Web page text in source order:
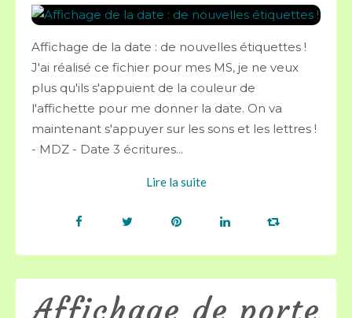
Affichage de la date : de nouvelles étiquettes !
J'ai réalisé ce fichier pour mes MS, je ne veux
plus qu'ils s'appuient de la couleur de
l'affichette pour me donner la date. On va
maintenant s'appuyer sur les sons et les lettres !
- MDZ - Date 3 écritures...
Lire la suite
Affichage de porte